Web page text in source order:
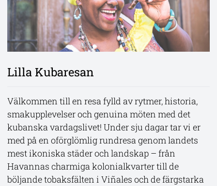
Lilla Kubaresan
Välkommen till en resa fylld av rytmer, historia,
smakupplevelser och genuina möten med det
kubanska vardagslivet! Under sju dagar tar vi er
med på en oförglömlig rundresa genom landets
mest ikoniska städer och landskap – från
Havannas charmiga kolonialkvarter till de
böljande tobaksfälten i Viñales och de färgstarka